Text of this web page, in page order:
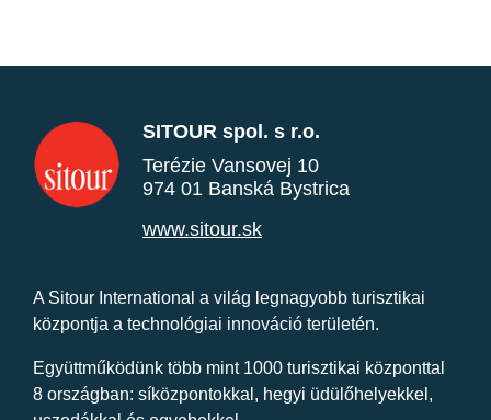
SITOUR spol. s r.o.
Terézie Vansovej 10
974 01 Banská Bystrica
www.sitour.sk
A Sitour International a világ legnagyobb turisztikai
központja a technológiai innováció területén.
Együttműködünk több mint 1000 turisztikai központtal
8 országban: síközpontokkal, hegyi üdülőhelyekkel,